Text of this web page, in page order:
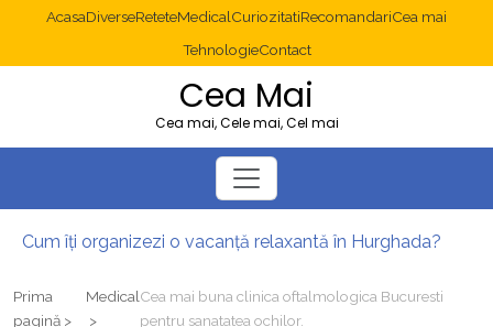
AcasaDiverseReteteMedicalCuriozitatiRecomandariCea mai
TehnologieContact
Cea Mai
Cea mai, Cele mai, Cel mai
Cum îți organizezi o vacanță relaxantă în Hurghada?
Multisite WordPress și Mastodon: cum gestionezi mai multe site-uri
Prima
pagină
MedicalCea mai buna clinica oftalmologica Bucuresti
pentru sanatatea ochilor.